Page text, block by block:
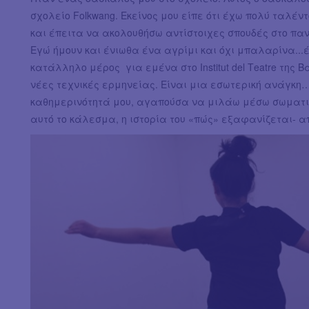
σχολείο Folkwang. Εκείνος μου είπε ότι έχω πολύ
και έπειτα να ακολουθήσω αντίστοιχες σπουδές στο
Εγώ ήμουν και ένιωθα ένα αγρίμι και όχι
κατάλληλο μέρος για εμένα στο Institut del Τeatre της
νέες τεχνικές ερμηνείας. Είναι μια εσωτερική
καθημερινότητά μου, αγαπούσα να μιλάω μέσω
αυτό το κάλεσμα, η ιστορία του «πώς» εξαφανίζεται-